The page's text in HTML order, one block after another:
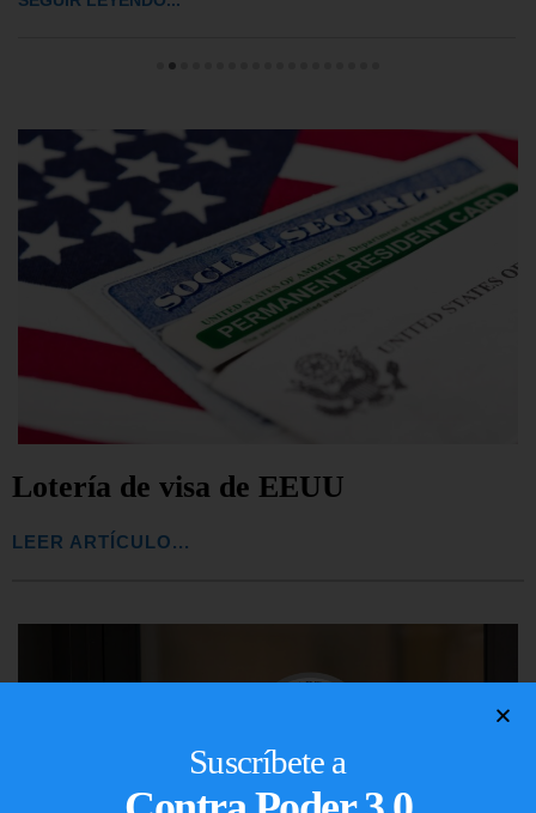
Lotería de visa de EEUU
LEER ARTÍCULO...
Suscríbete a